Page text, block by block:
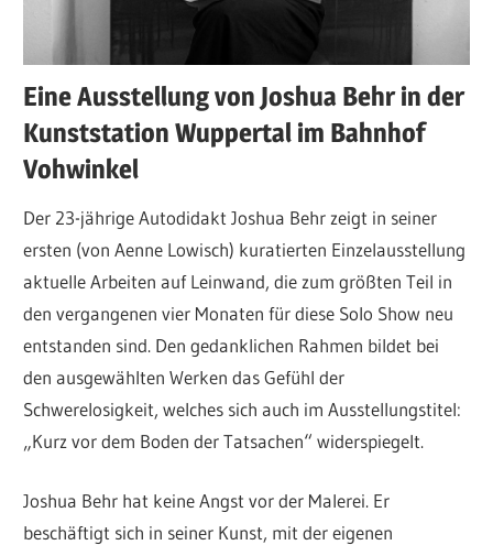
Eine Ausstellung von Joshua Behr in der
Kunststation Wuppertal im Bahnhof
Vohwinkel
Der 23-jährige Autodidakt Joshua Behr zeigt in seiner
ersten (von Aenne Lowisch) kuratierten Einzelausstellung
aktuelle Arbeiten auf Leinwand, die zum größten Teil in
den vergangenen vier Monaten für diese Solo Show neu
entstanden sind. Den gedanklichen Rahmen bildet bei
den ausgewählten Werken das Gefühl der
Schwerelosigkeit, welches sich auch im Ausstellungstitel:
„Kurz vor dem Boden der Tatsachen“ widerspiegelt.
Joshua Behr hat keine Angst vor der Malerei. Er
beschäftigt sich in seiner Kunst, mit der eigenen